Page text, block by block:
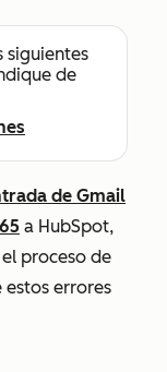
siguientes
de
de Gmail
a HubSpot,
proceso de
estos errores